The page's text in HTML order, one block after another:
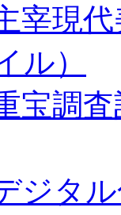
宰現
ル）
宝調
ジタ